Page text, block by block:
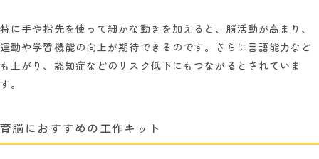
特に手や指先を使って細かな動きを加えると、脳活動が高まり、
運動や学習機能の向上が期待できるのです。さらに言語能力など
も上がり、認知症などのリスク低下にもつながるとされていま
す。
育脳におすすめの工作キット